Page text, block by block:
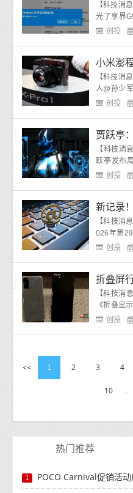
【科技消
光了享界
鸿蒙智行
创投
【科技消
人@孙少
的72小时
创投
【科技消
跃亭发布
"加速计划
创投
【科技消
026年第
手机最新
创投
【科技消
《折叠显
折痕会干
创投
<< 1 2 3 4
10 ..
热门推荐
1 POCO Carnival促销活